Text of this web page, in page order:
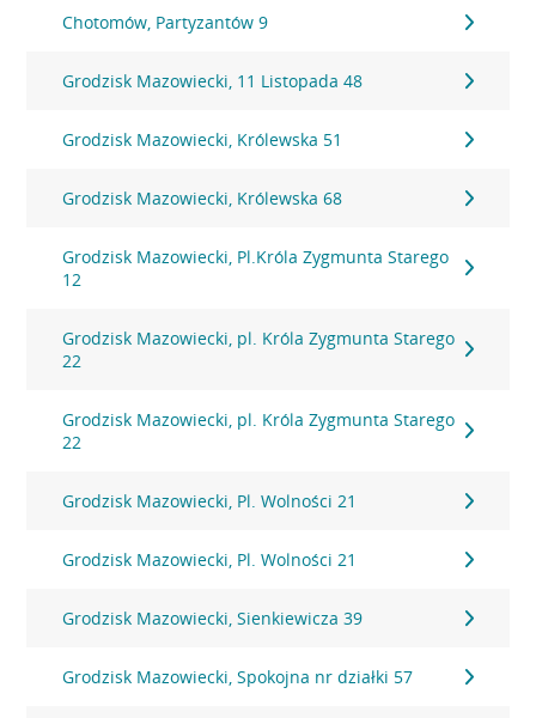
Chotomów, Partyzantów 9
Grodzisk Mazowiecki, 11 Listopada 48
Grodzisk Mazowiecki, Królewska 51
Grodzisk Mazowiecki, Królewska 68
Grodzisk Mazowiecki, Pl.Króla Zygmunta Starego
12
Grodzisk Mazowiecki, pl. Króla Zygmunta Starego
22
Grodzisk Mazowiecki, pl. Króla Zygmunta Starego
22
Grodzisk Mazowiecki, Pl. Wolności 21
Grodzisk Mazowiecki, Pl. Wolności 21
Grodzisk Mazowiecki, Sienkiewicza 39
Grodzisk Mazowiecki, Spokojna nr działki 57